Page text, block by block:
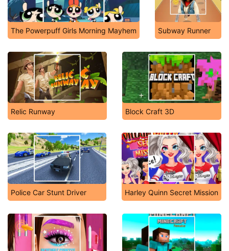
The Powerpuff Girls Morning Mayhem Subway Runner
Relic Runway Block Craft 3D
Police Car Stunt Driver Harley Quinn Secret Mission